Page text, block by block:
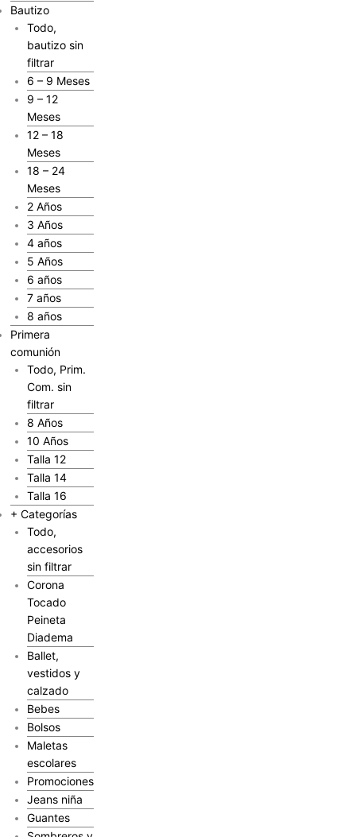
Bautizo
Todo,
bautizo sin
filtrar
6 – 9 Meses
9 – 12
Meses
12 – 18
Meses
18 – 24
Meses
2 Años
3 Años
4 años
5 Años
6 años
7 años
8 años
Primera
comunión
Todo, Prim.
Com. sin
filtrar
8 Años
10 Años
Talla 12
Talla 14
Talla 16
+ Categorías
Todo,
accesorios
sin filtrar
Corona
Tocado
Peineta
Diadema
Ballet,
vestidos y
calzado
Bebes
Bolsos
Maletas
escolares
Promociones
Jeans niña
Guantes